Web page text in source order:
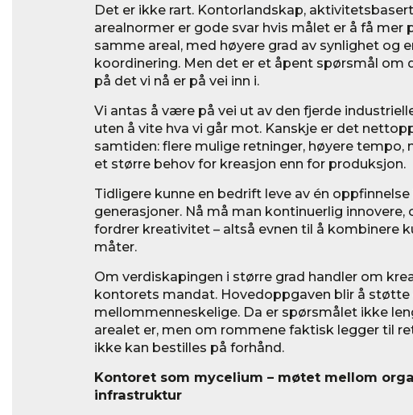
Det er ikke rart. Kontorlandskap,
arealnormer er gode svar hvis målet er å få mer
samme areal, med høyere grad av synlighet og
koordinering. Men det er et åpent spørsmål om
på det vi nå er på vei inn i.
Vi antas å være på vei ut av den fjerde
uten å vite hva vi går mot. Kanskje er det
samtiden: flere mulige retninger, høyere tempo,
et større behov for kreasjon enn for produksjon.
Tidligere kunne en bedrift leve av én oppfinnelse
generasjoner. Nå må man kontinuerlig innovere,
fordrer kreativitet – altså evnen til å kombinere
måter.
Om verdiskapingen i større grad handler om
kontorets mandat. Hovedoppgaven blir å
mellommenneskelige. Da er spørsmålet ikke
arealet er, men om rommene faktisk legger til
ikke kan bestilles på forhånd.
Kontoret som mycelium – møtet mellom
infrastruktur